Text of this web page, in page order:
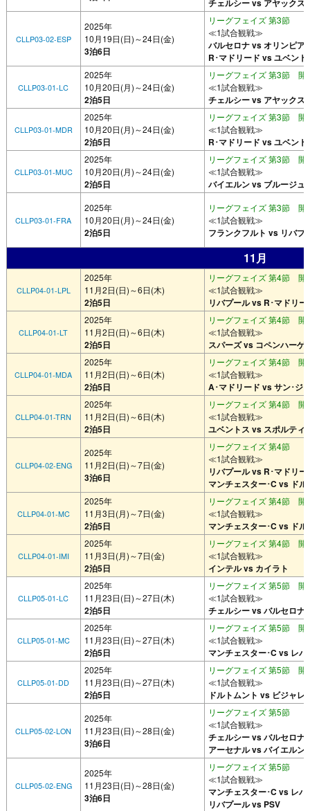
チェルシー vs アヤックス
CLLP03-02-ESP
2025年
10月19日(日)～24日(金)
3泊6日
リーグフェイズ 第3節
≪1試合観戦≫
バルセロナ vs オリンピア
R･マドリード vs ユベント
CLLP03-01-LC
2025年
10月20日(月)～24日(金)
2泊5日
リーグフェイズ 第3節 開
≪1試合観戦≫
チェルシー vs アヤックス
CLLP03-01-MDR
2025年
10月20日(月)～24日(金)
2泊5日
リーグフェイズ 第3節 開
≪1試合観戦≫
R･マドリード vs ユベント
CLLP03-01-MUC
2025年
10月20日(月)～24日(金)
2泊5日
リーグフェイズ 第3節 開
≪1試合観戦≫
バイエルン vs ブルージュ
CLLP03-01-FRA
2025年
10月20日(月)～24日(金)
2泊5日
リーグフェイズ 第3節 開
≪1試合観戦≫
フランクフルト vs リバプ
11月
CLLP04-01-LPL
2025年
11月2日(日)～6日(木)
2泊5日
リーグフェイズ 第4節 開
≪1試合観戦≫
リバプール vs R･マドリー
CLLP04-01-LT
2025年
11月2日(日)～6日(木)
2泊5日
リーグフェイズ 第4節 開
≪1試合観戦≫
スパーズ vs コペンハーゲ
CLLP04-01-MDA
2025年
11月2日(日)～6日(木)
2泊5日
リーグフェイズ 第4節 開
≪1試合観戦≫
A･マドリード vs サン･ジ
CLLP04-01-TRN
2025年
11月2日(日)～6日(木)
2泊5日
リーグフェイズ 第4節 開
≪1試合観戦≫
ユベントス vs スポルティ
CLLP04-02-ENG
2025年
11月2日(日)～7日(金)
3泊6日
リーグフェイズ 第4節
≪1試合観戦≫
リバプール vs R･マドリー
マンチェスター･C vs ドル
CLLP04-01-MC
2025年
11月3日(月)～7日(金)
2泊5日
リーグフェイズ 第4節 開
≪1試合観戦≫
マンチェスター･C vs ドル
CLLP04-01-IMI
2025年
11月3日(月)～7日(金)
2泊5日
リーグフェイズ 第4節 開
≪1試合観戦≫
インテル vs カイラト
CLLP05-01-LC
2025年
11月23日(日)～27日(木)
2泊5日
リーグフェイズ 第5節 開
≪1試合観戦≫
チェルシー vs バルセロナ
CLLP05-01-MC
2025年
11月23日(日)～27日(木)
2泊5日
リーグフェイズ 第5節 開
≪1試合観戦≫
マンチェスター･C vs レ
CLLP05-01-DD
2025年
11月23日(日)～27日(木)
2泊5日
リーグフェイズ 第5節 開
≪1試合観戦≫
ドルトムント vs ビジャレ
CLLP05-02-LON
2025年
11月23日(日)～28日(金)
3泊6日
リーグフェイズ 第5節
≪1試合観戦≫
チェルシー vs バルセロナ
アーセナル vs バイエルン
CLLP05-02-ENG
2025年
11月23日(日)～28日(金)
3泊6日
リーグフェイズ 第5節
≪1試合観戦≫
マンチェスター･C vs レ
リバプール vs PSV